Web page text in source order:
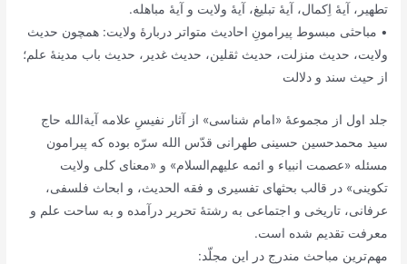
تطهیر، آیۀ اِکمال، آیۀ تبلیغ، آیۀ ولایت و آیۀ مباهله.
• مباحثی مبسوط پیرامونِ احادیث متواتر دربارۀ ولایت: همچون حدیث
ولایت، حدیث منزلت، حدیث ثقلین، حدیث غدیر، حدیث باب مدینۀ علم؛
از حیث سند و دلالت
جلد اول از مجموعۀ «امام شناسی» از آثار نفیسِ علامه آیة‌الله حاج
سید محمد‌حسین حسینی طهرانی قدّس الله سرّه بوده که پیرامون
مسئله «عصمت انبیاء و ائمه علیهم‌السلام» و «معنای کلی ولایت
تکوینی» در قالب بحثهای تفسیری و فقه الحدیث، و ابحاث فلسفی،
عرفانی، تاریخی و اجتماعی به رشتۀ تحریر درآمده و به ساحت علم و
معرفت تقدیم شده است.
مهم‌ترین مباحث مندرج در این مجلّد: